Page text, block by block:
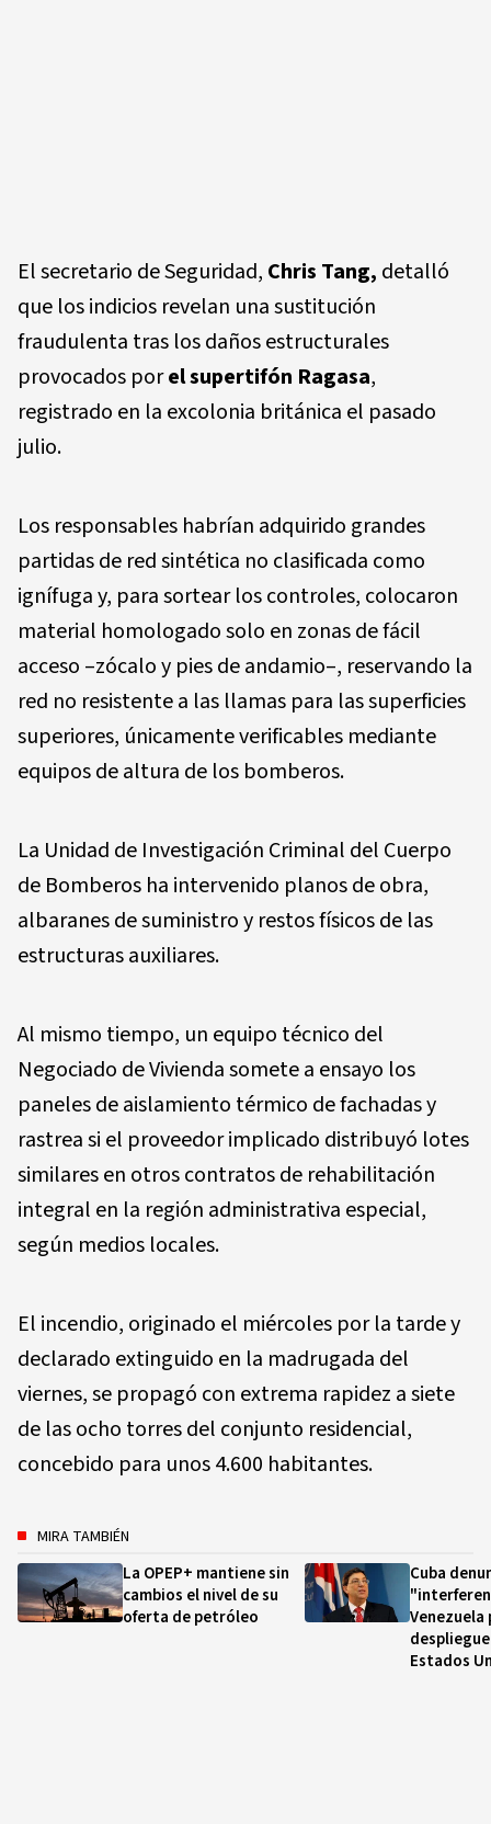
El secretario de Seguridad, Chris Tang, detalló
que los indicios revelan una sustitución
fraudulenta tras los daños estructurales
provocados porel supertifón Ragasa,
registrado en la excolonia británica el pasado
julio.
Los responsables habrían adquirido grandes
partidas de red sintética no clasificada como
ignífuga y, para sortear los controles, colocaron
material homologado solo en zonas de fácil
acceso –zócalo y pies de andamio–, reservando la
red no resistente a las llamas para las superficies
superiores, únicamente verificables mediante
equipos de altura de los bomberos.
La Unidad de Investigación Criminal del Cuerpo
de Bomberos ha intervenido planos de obra,
albaranes de suministro y restos físicos de las
estructuras auxiliares.
Al mismo tiempo, un equipo técnico del
Negociado de Vivienda somete a ensayo los
paneles de aislamiento térmico de fachadas y
rastrea si el proveedor implicado distribuyó lotes
similares en otros contratos de rehabilitación
integral en la región administrativa especial,
según medios locales.
El incendio, originado el miércoles por la tarde y
declarado extinguido en la madrugada del
viernes, se propagó con extrema rapidez a siete
de las ocho torres del conjunto residencial,
concebido para unos 4.600 habitantes.
MIRA TAMBIÉN
La OPEP+ mantiene sin
cambios el nivel de su
oferta de petróleo
Cuba
Venezuela
Estados